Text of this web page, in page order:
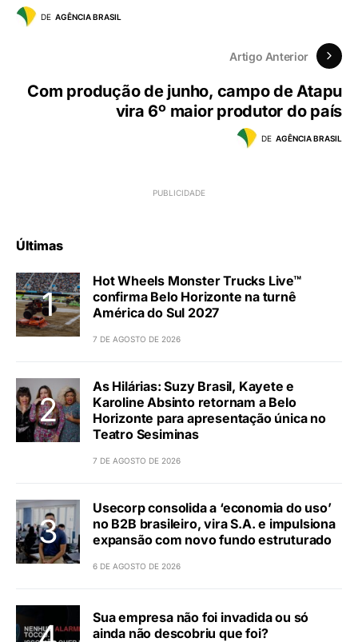
DE AGÊNCIA BRASIL
Artigo Anterior
Com produção de junho, campo de Atapu
vira 6º maior produtor do país
DE AGÊNCIA BRASIL
Últimas
Hot Wheels Monster Trucks Live™
confirma Belo Horizonte na turnê
América do Sul 2027
7 DE AGOSTO DE 2026
As Hilárias: Suzy Brasil, Kayete e
Karoline Absinto retornam a Belo
Horizonte para apresentação única no
Teatro Sesiminas
7 DE AGOSTO DE 2026
Usecorp consolida a ‘economia do uso’
no B2B brasileiro, vira S.A. e impulsiona
expansão com novo fundo estruturado
6 DE AGOSTO DE 2026
Sua empresa não foi invadida ou só
ainda não descobriu que foi?